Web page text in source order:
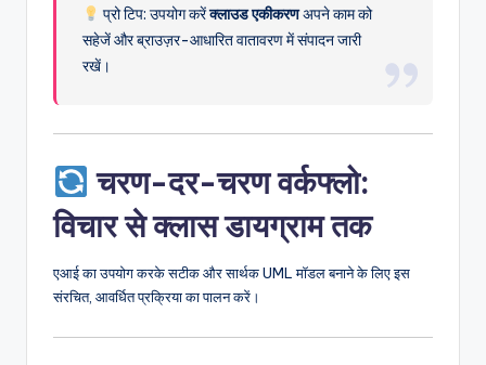
प्रो टिप: उपयोग करेंक्लाउड एकीकरणअपने काम को
सहेजें और ब्राउज़र-आधारित वातावरण में संपादन जारी
रखें।
चरण-दर-चरण वर्कफ्लो:
विचार से क्लास डायग्राम तक
एआई का उपयोग करके सटीक और सार्थक UML मॉडल बनाने के लिए इस
संरचित, आवर्धित प्रक्रिया का पालन करें।